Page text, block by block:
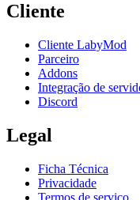
Cliente
Cliente LabyMod
Parceiro
Addons
Integração de
Discord
Legal
Ficha Técnica
Privacidade
Termos de serviço